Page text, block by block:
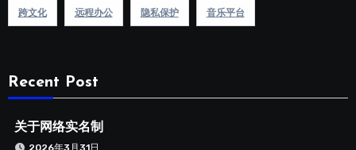
跨文化 远程办公 隐私保护 音乐平台
Recent Post
关于网络实名制
2026年3月31日